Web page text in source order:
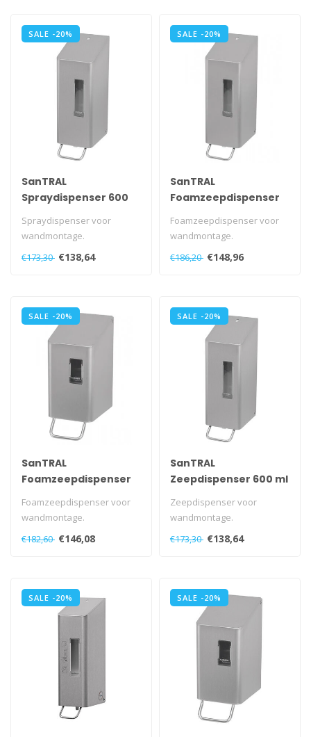
SALE -20%
SanTRAL
Spraydispenser 600
Spraydispenser voor
wandmontage.
Met navulbaar reservoir.
Met kunststof slot e..
€173,30 €138,64
SALE -20%
SanTRAL
Foamzeepdispenser
Foamzeepdispenser voor
wandmontage.
Met navulbaar reservoir.
Met kunststof slo..
€186,20 €148,96
SALE -20%
SanTRAL
Foamzeepdispenser
Foamzeepdispenser voor
wandmontage.
Met navulbaar reservoir.
Met verborgen spe..
€182,60 €146,08
SALE -20%
SanTRAL
Zeepdispenser 600 ml
Zeepdispenser voor
wandmontage.
Met navulbaar reservoir.
Met kunststof slot en..
€173,30 €138,64
SALE -20% SALE -20%